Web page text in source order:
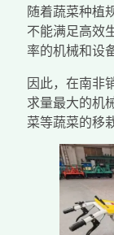
随着蔬菜种植
不能满足高效
率的机械和设备
因此，在南非
求量最大的机
菜等蔬菜的移栽